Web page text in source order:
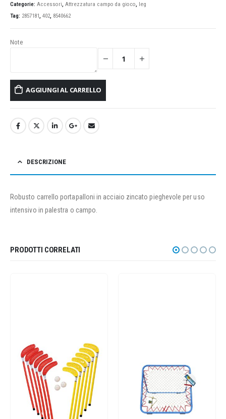
Categorie: Accessori, Attrezzatura campo da gioco, leg
Tag: 2857181, 402, 8540662
Note
AGGIUNGI AL CARRELLO
DESCRIZIONE
Robusto carrello portapalloni in acciaio zincato pieghevole per uso
intensivo in palestra o campo.
PRODOTTI CORRELATI